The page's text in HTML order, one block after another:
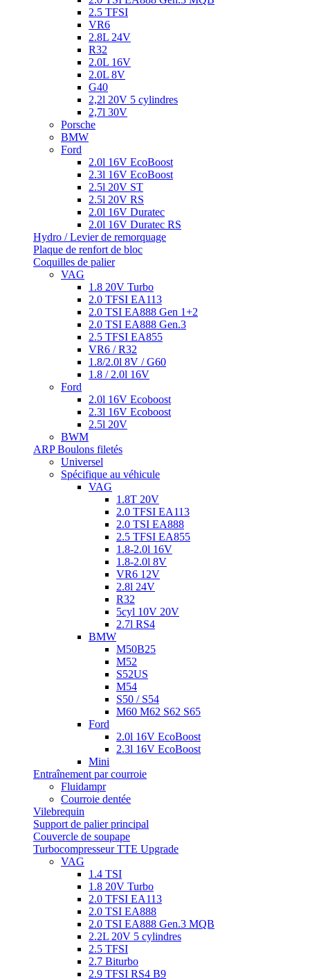
2.5 TFSI
VR6
2.8L 24V
R32
2.0L 16V
2.0L 8V
G40
2,2l 20V 5 cylindres
2,7l 30V
Porsche
BMW
Ford
2.0l 16V EcoBoost
2.3l 16V EcoBoost
2.5l 20V ST
2.5l 20V RS
2.0l 16V Duratec
2.0l 16V Duratec RS
Hydro / Levier de remorquage
Plaque de renfort de bloc
Coquilles de palier
VAG
1.8 20V Turbo
2.0 TFSI EA113
2.0 TSI EA888 Gen 1+2
2.0 TSI EA888 Gen.3
2.5 TFSI EA855
VR6 / R32
1.8/2.0l 8V / G60
1.8 / 2.0l 16V
Ford
2.0l 16V Ecoboost
2.3l 16V Ecoboost
2.5l 20V
BWM
ARP Boulons filetés
Universel
Spécifique au véhicule
VAG
1.8T 20V
2.0 TFSI EA113
2.0 TSI EA888
2.5 TFSI EA855
1.8-2.0l 16V
1.8-2.0l 8V
VR6 12V
2.8l 24V
R32
5cyl 10V 20V
2.7l RS4
BMW
M50B25
M52
S52US
M54
S50 / S54
M60 M62 S62 S65
Ford
2.0l 16V EcoBoost
2.3l 16V EcoBoost
Mini
Entraînement par courroie
Fluidampr
Courroie dentée
Vilebrequin
Support de palier principal
Couvercle de soupape
Turbocompresseur TTE Upgrade
VAG
1.4 TSI
1.8 20V Turbo
2.0 TFSI EA113
2.0 TSI EA888
2.0 TSI EA888 Gen.3 MQB
2.2L 20V 5 cylindres
2.5 TFSI
2.7 Biturbo
2.9 TFSI RS4 B9